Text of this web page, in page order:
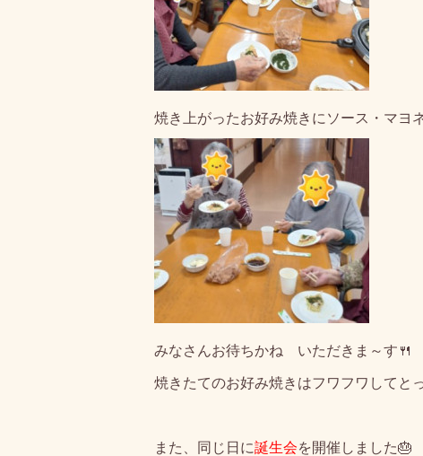
焼き上がったお好み焼きにソース・マ
みなさんお待ちかね いただきま～す🍴
焼きたてのお好み焼きはフワフワしてと
また、同じ日に誕生会を開催しました🎂